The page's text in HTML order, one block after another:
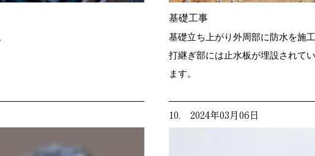
基礎工事
基礎立ち上がり外周部に防水を施工
打継ぎ部には止水板が埋設されて
ます。
10. 2024年03月06日